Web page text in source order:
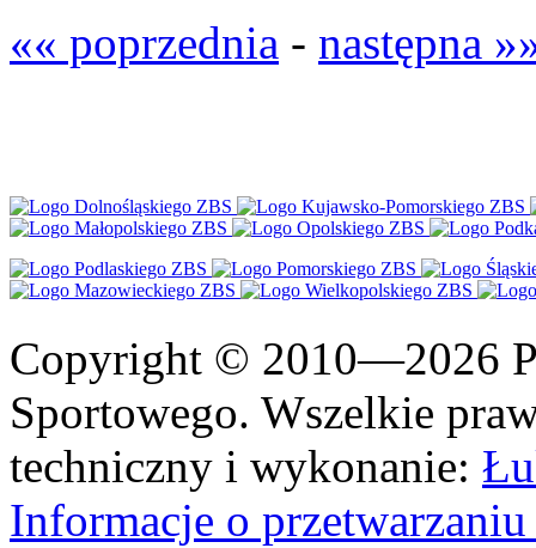
«« poprzednia - następna
Copyright © 2010—2026
Sportowego. Wszelkie
techniczny i wykonanie:
Informacje o